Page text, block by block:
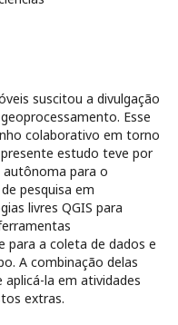
suscitou a divulgação
Esse
colaborativo em torno
estudo teve por
para o
pesquisa em
livres QGIS para
para a coleta de dados e
A combinação delas
la em atividades
extras.